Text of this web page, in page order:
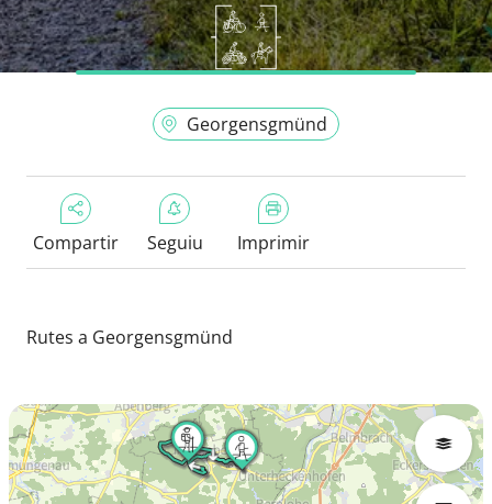
Georgensgmünd
Compartir Seguiu Imprimir
Rutes a Georgensgmünd